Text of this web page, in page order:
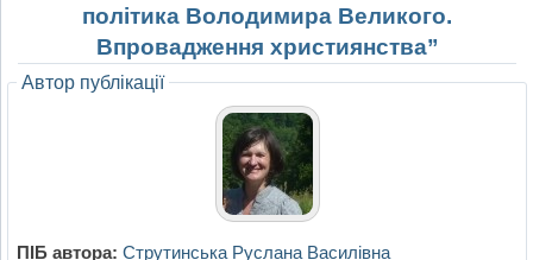
політика Володимира Великого.
Впровадження християнства”
Автор публікації
ПІБ автора: Струтинська Руслана Василівна